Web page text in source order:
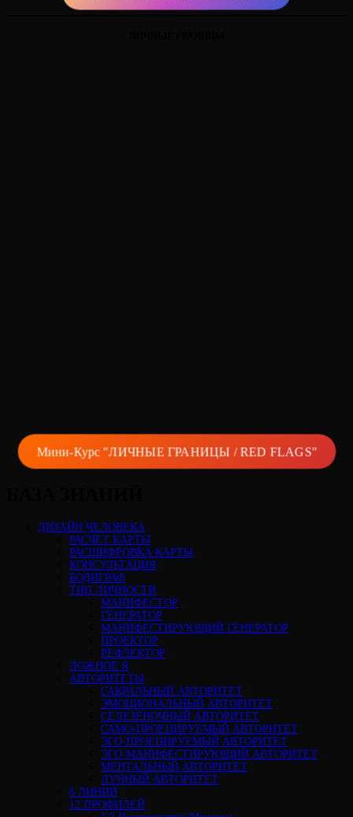
Мини-Курс "ЛИЧНЫЕ ГРАНИЦЫ / RED FLAGS"
ДИЗАЙН ЧЕЛОВЕКА
РАСЧЕТ КАРТЫ
РАСШИФРОВКА КАРТЫ
КОНСУЛЬТАЦИЯ
БОДИГРАФ
ТИП ЛИЧНОСТИ
МАНИФЕСТОР
ГЕНЕРАТОР
МАНИФЕСТИРУЮЩИЙ ГЕНЕРАТОР
ПРОЕКТОР
РЕФЛЕКТОР
ЛОЖНОЕ Я
АВТОРИТЕТЫ
САКРАЛЬНЫЙ АВТОРИТЕТ
ЭМОЦИОНАЛЬНЫЙ АВТОРИТЕТ
СЕЛЕЗЁНОЧНЫЙ АВТОРИТЕТ
САМО-ПРОЕЦИРУЕМЫЙ АВТОРИТЕТ
ЭГО-ПРОЕЦИРУЕМЫЙ АВТОРИТЕТ
ЭГО-МАНИФЕСТИРУЮЩИЙ АВТОРИТЕТ
МЕНТАЛЬНЫЙ АВТОРИТЕТ
ЛУННЫЙ АВТОРИТЕТ
6 ЛИНИЙ
12 ПРОФИЛЕЙ